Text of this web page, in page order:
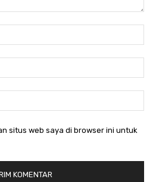
situs web saya di browser ini untuk